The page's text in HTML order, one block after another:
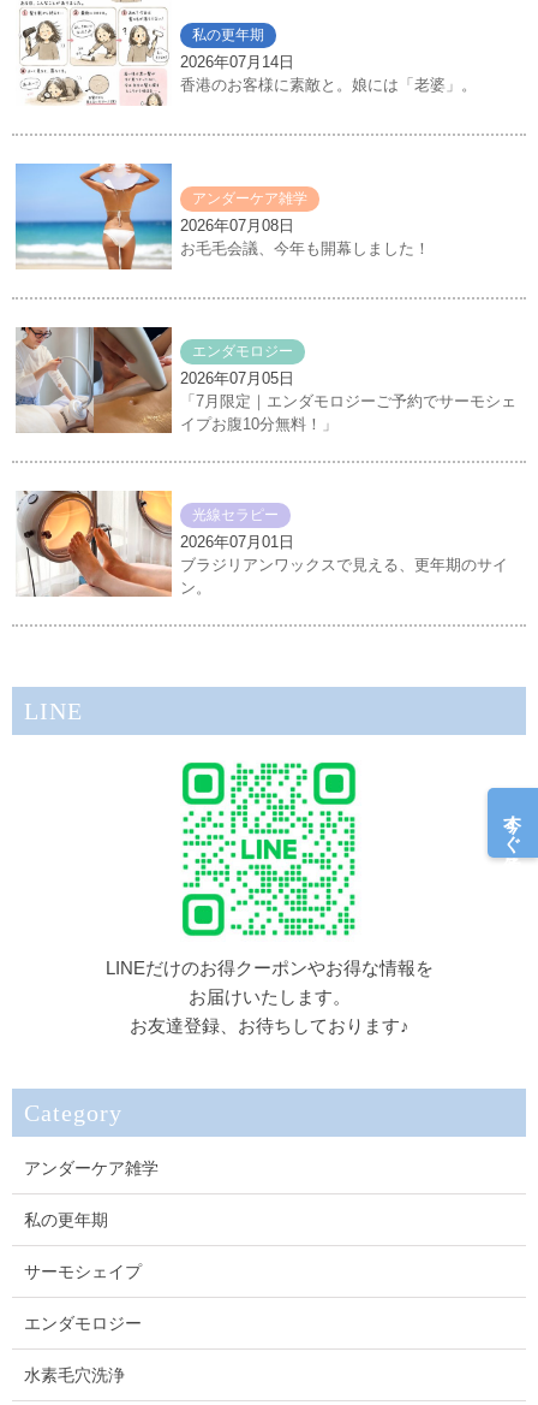
私の更年期
2026年07月14日
香港のお客様に素敵と。娘には「老婆」。
アンダーケア雑学
2026年07月08日
お毛毛会議、今年も開幕しました！
エンダモロジー
2026年07月05日
「7月限定｜エンダモロジーご予約でサーモシェ
イプお腹10分無料！」
光線セラピー
2026年07月01日
ブラジリアンワックスで見える、更年期のサイ
ン。
LINE
LINEだけのお得クーポンやお得な情報を
お届けいたします。
お友達登録、お待ちしております♪
Category
アンダーケア雑学
私の更年期
サーモシェイプ
エンダモロジー
水素毛穴洗浄
今すぐ予約